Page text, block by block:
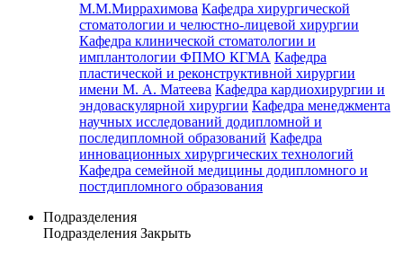
М.М.Миррахимова Кафедра хирургической
стоматологии и челюстно-лицевой хирургии
Кафедра клинической стоматологии и
имплантологии ФПМО КГМА Кафедра
пластической и реконструктивной хирургии
имени М. А. Матеева Кафедра кардиохирургии и
эндоваскулярной хирургии Кафедра менеджмента
научных исследований додипломной и
последипломной образований Кафедра
инновационных хирургических технологий
Кафедра семейной медицины додипломного и
постдипломного образования
Подразделения
Подразделения Закрыть